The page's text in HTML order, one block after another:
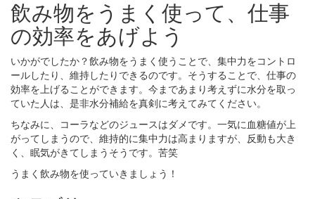
飲み物をうまく使って、仕事
の効率をあげよう
いかがでしたか？飲み物をうまく使うことで、集中力をコントロ
ールしたり、維持したりできるのです。そうすることで、仕事の
効率を上げることができます。今まであまり考えずに水分を取っ
ていた人は、是非水分補給を真剣に考えてみてください。
ちなみに、コーラなどのジュースはダメです。一気に血糖値が上
がってしまうので、維持的に集中力は高まりますが、反動も大き
く、眠気がきてしまうそうです。苦笑
うまく飲み物を使っていきましょう！